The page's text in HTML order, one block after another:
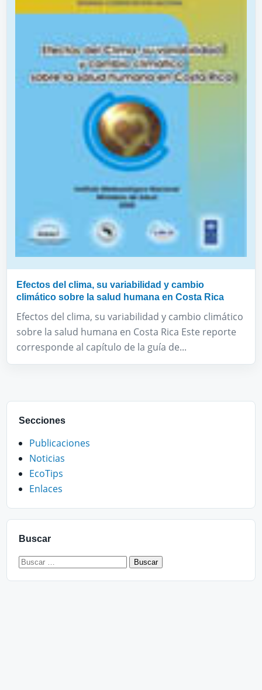
Efectos del clima, su variabilidad y cambio
climático sobre la salud humana en Costa Rica
Efectos del clima, su variabilidad y cambio climático
sobre la salud humana en Costa Rica Este reporte
corresponde al capítulo de la guía de...
Secciones
Publicaciones
Noticias
EcoTips
Enlaces
Buscar
Buscar: